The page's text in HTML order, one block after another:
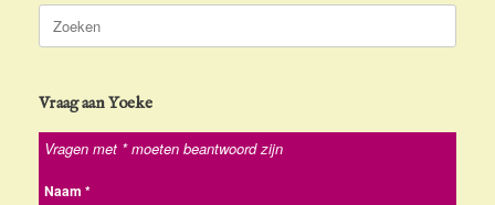
Zoeken
naar:
Vraag aan Yoeke
Vragen met * moeten beantwoord zijn
Naam *